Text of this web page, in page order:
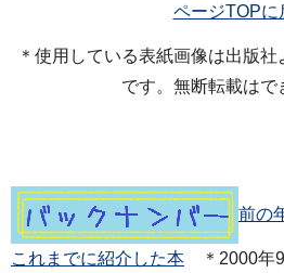
ページTOPに
＊使用している表紙画像は出版
です。無断転載はで
前の
これまでに紹介した本 ＊2000年9